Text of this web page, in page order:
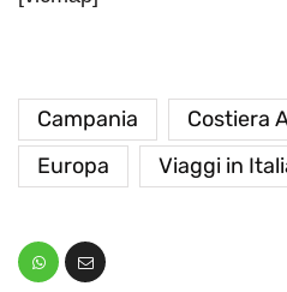
Campania
Costiera
Europa
Viaggi in